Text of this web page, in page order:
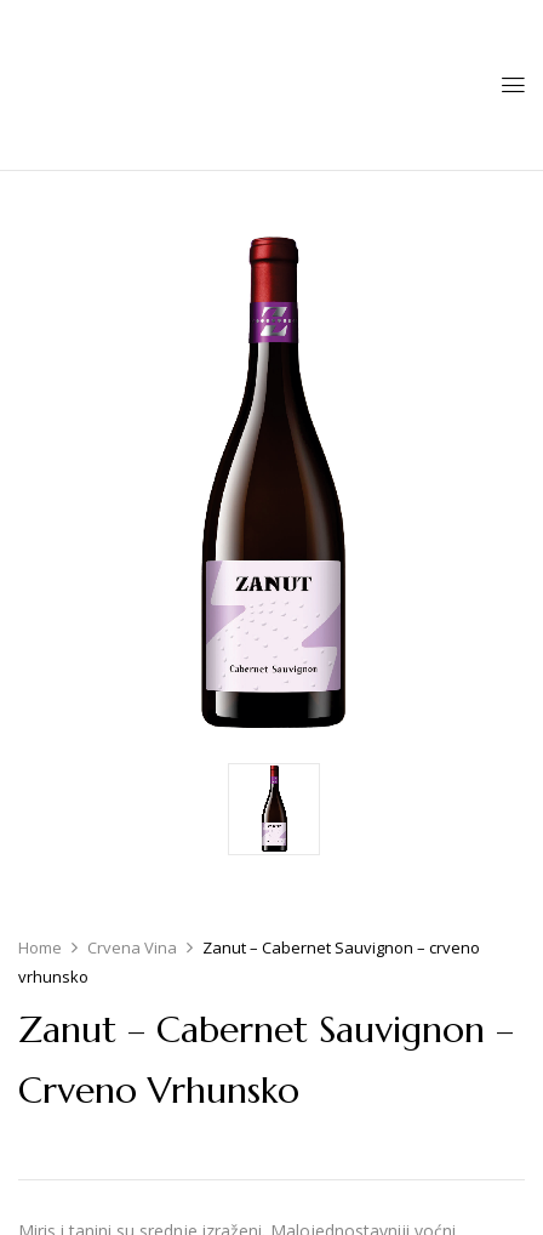
Home Crvena Vina
Zanut – Cabernet Sauvignon – crveno
vrhunsko
Zanut – Cabernet Sauvignon –
Crveno Vrhunsko